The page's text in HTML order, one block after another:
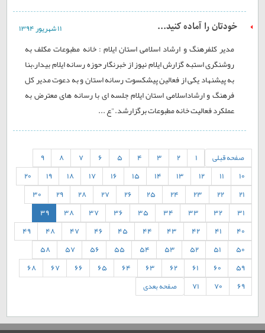
خودتان را آماده کنید... ۱۱ شهريور ۱۳۹۴
مدیر کلفرهنگ و ارشاد اسلامی استان ایلام : خانه مطبوعات مکلف به
روشنگری استبه گزارش ایلام نیوز از خبرنگار حوزه رسانه ایلام بیدار،بنا
به پیشنهاد یکی از فعالین پیشکسوت رسانه استان و به دعوت مدیر کل
فرهنگ و ارشاداسلامی استان ایلام جلسه ای با رسانه های معترض به
عملکرد فعالیت خانه مطبوعات برگزارشد."ع ...
صفحه قبلی 1
2
3
4
5
6
7
8
9
10
11
12
13
14
15
16
17
18
19
20
21
22
23
24
25
26
27
28
29
30
31
32
33
34
35
36
37
38
39
40
41
42
43
44
45
46
47
48
49
50
51
52
53
54
55
56
57
58
59
60
61
62
63
64
65
66
67
68
69
70
71 صفحه بعدی